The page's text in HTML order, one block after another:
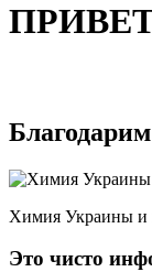
Химия Украины и
Это чисто